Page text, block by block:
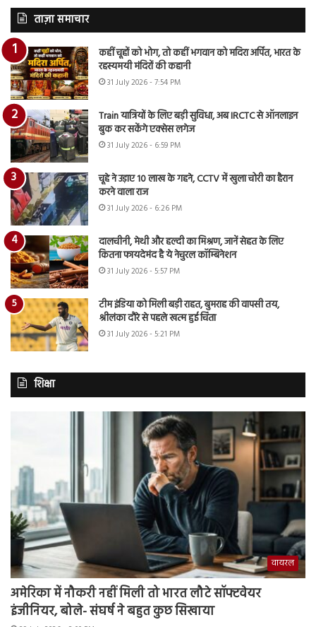
ताज़ा समाचार
कहीं चूहों को भोग, तो कहीं भगवान को मदिरा अर्पित, भारत के
रहस्यमयी मंदिरों की कहानी
31 July 2026 - 7:54 PM
Train यात्रियों के लिए बड़ी सुविधा, अब IRCTC से ऑनलाइन
बुक कर सकेंगे एक्सेस लगेज
31 July 2026 - 6:59 PM
चूहे ने उड़ाए 10 लाख के गहने, CCTV में खुला चोरी का हैरान
करने वाला राज
31 July 2026 - 6:26 PM
दालचीनी, मेथी और हल्दी का मिश्रण, जानें सेहत के लिए
कितना फायदेमंद है ये नेचुरल कॉम्बिनेशन
31 July 2026 - 5:57 PM
टीम इंडिया को मिली बड़ी राहत, बुमराह की वापसी तय,
श्रीलंका दौरे से पहले खत्म हुई चिंता
31 July 2026 - 5:21 PM
शिक्षा
वायरल
अमेरिका में नौकरी नहीं मिली तो भारत लौटे सॉफ्टवेयर
इंजीनियर, बोले- संघर्ष ने बहुत कुछ सिखाया